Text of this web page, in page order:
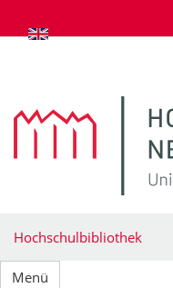
zum Inhalt springen
Hochschulbibliothek
Menü